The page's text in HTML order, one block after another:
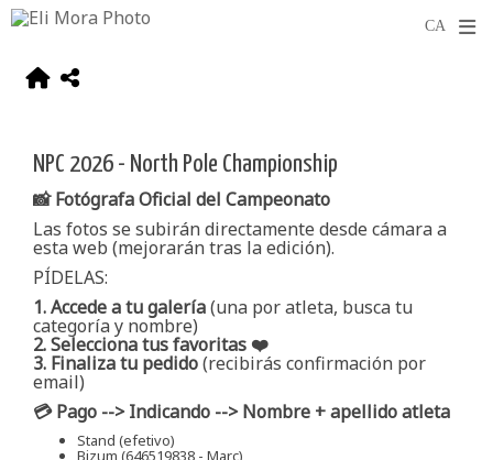
NPC 2026 - North Pole Championship
📸 Fotógrafa Oficial del Campeonato
Las fotos se subirán directamente desde cámara a
esta web (mejorarán tras la edición).
PÍDELAS:
1. Accede a tu galería(una por atleta, busca tu
categoría y nombre)
2. Selecciona tus favoritas ❤️
3. Finaliza tu pedido(recibirás confirmación por
email)
💳 Pago --> Indicando --> Nombre + apellido atleta
Stand (efetivo)
Bizum (646519838 - Marc)